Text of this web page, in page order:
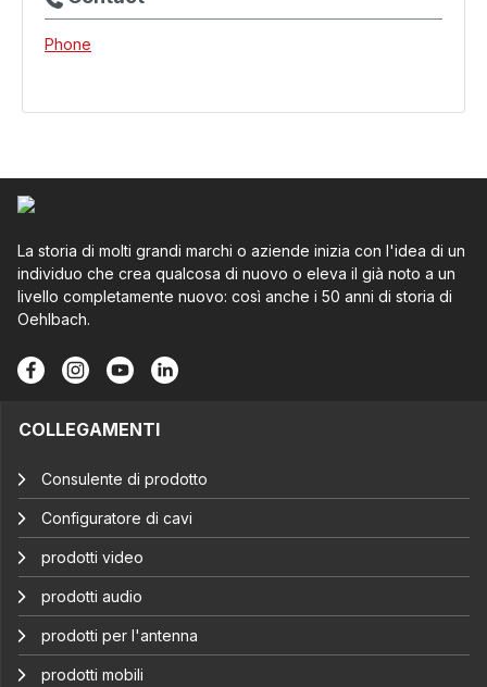
Phone
La storia di molti grandi marchi o aziende inizia con l'idea di un
individuo che crea qualcosa di nuovo o eleva il già noto a un
livello completamente nuovo: così anche i 50 anni di storia di
Oehlbach.
COLLEGAMENTI
Consulente di prodotto
Configuratore di cavi
prodotti video
prodotti audio
prodotti per l'antenna
prodotti mobili